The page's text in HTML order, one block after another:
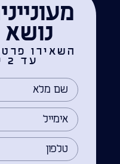
השאירו
עד 2 ימי עסקים.